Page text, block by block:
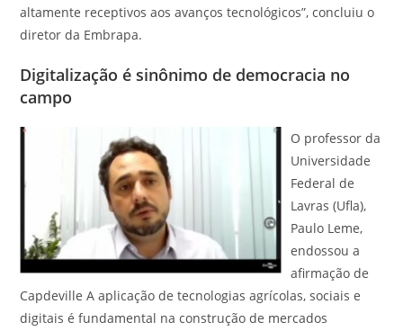
altamente receptivos aos avanços tecnológicos”, concluiu o
diretor da Embrapa.
Digitalização é sinônimo de democracia no
campo
O professor da
Universidade
Federal de
Lavras (Ufla),
Paulo Leme,
endossou a
afirmação de
Capdeville A aplicação de tecnologias agrícolas, sociais e
digitais é fundamental na construção de mercados